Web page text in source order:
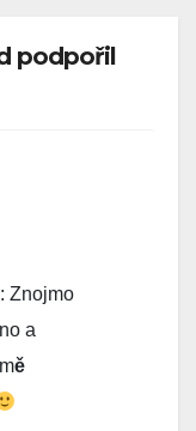
podpořil
Znojmo
a
ě